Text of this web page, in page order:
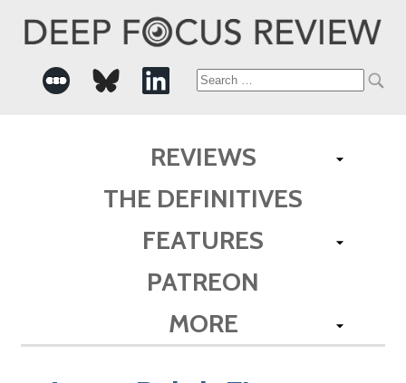
Search
REVIEWS
THE DEFINITIVES
FEATURES
PATREON
MORE